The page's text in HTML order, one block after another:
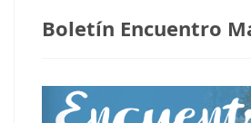
Boletín Encuentro